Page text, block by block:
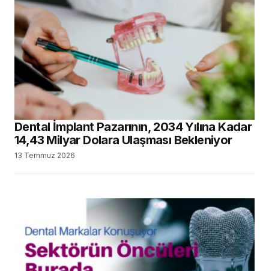
Dental İmplant Pazarının, 2034 Yılına Kadar
14,43 Milyar Dolara Ulaşması Bekleniyor
13 Temmuz 2026